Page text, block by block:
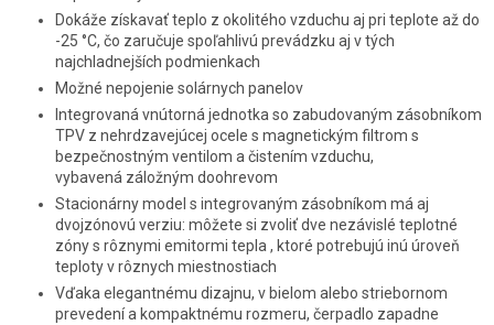
Dokáže získavať teplo z okolitého vzduchu aj pri teplote až do
-25 °C, čo zaručuje spoľahlivú prevádzku aj v tých
najchladnejších podmienkach
Možné nepojenie solárnych panelov
Integrovaná vnútorná jednotka so zabudovaným zásobníkom
TPV z nehrdzavejúcej ocele s magnetickým filtrom s
bezpečnostným ventilom a čistením vzduchu,
vybavená záložným doohrevom
Stacionárny model s integrovaným zásobníkom má aj
dvojzónovú verziu: môžete si zvoliť dve nezávislé teplotné
zóny s rôznymi emitormi tepla , ktoré potrebujú inú úroveň
teploty v rôznych miestnostiach
Vďaka elegantnému dizajnu, v bielom alebo striebornom
prevedení a kompaktnému rozmeru, čerpadlo zapadne